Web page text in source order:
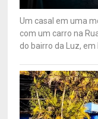
Um casal em uma
com um carro na
do bairro da Luz, em